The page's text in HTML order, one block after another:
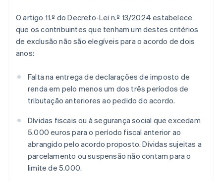
O artigo 11.º do Decreto-Lei n.º 13/2024 estabelece
que os contribuintes que tenham um destes critérios
de exclusão não são elegíveis para o acordo de dois
anos:
Falta na entrega de declarações de imposto de
renda em pelo menos um dos três períodos de
tributação anteriores ao pedido do acordo.
Dívidas fiscais ou à segurança social que excedam
5.000 euros para o período fiscal anterior ao
abrangido pelo acordo proposto. Dívidas sujeitas a
parcelamento ou suspensão não contam para o
limite de 5.000.